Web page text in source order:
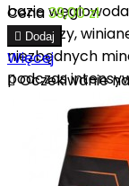
bazie
D-rybozy,
niezbędnych
podczas
funkcjonowania
Cena39,00 zł
 Dodaj
Więcej
Oczekiwanie